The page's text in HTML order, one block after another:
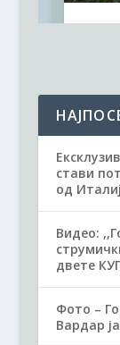
стави
од
Видео:
двете
Фото –
Вардар